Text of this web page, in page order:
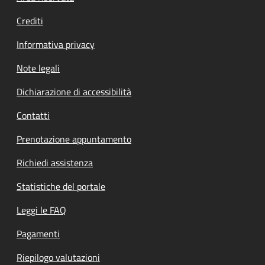
Crediti
Informativa privacy
Note legali
Dichiarazione di accessibilità
Contatti
Prenotazione appuntamento
Richiedi assistenza
Statistiche del portale
Leggi le FAQ
Pagamenti
Riepilogo valutazioni